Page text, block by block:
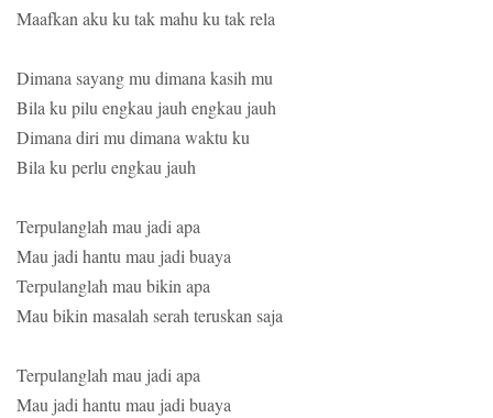
Maafkan aku ku tak mahu ku tak rela
Dimana sayang mu dimana kasih mu
Bila ku pilu engkau jauh engkau jauh
Dimana diri mu dimana waktu ku
Bila ku perlu engkau jauh
Terpulanglah mau jadi apa
Mau jadi hantu mau jadi buaya
Terpulanglah mau bikin apa
Mau bikin masalah serah teruskan saja
Terpulanglah mau jadi apa
Mau jadi hantu mau jadi buaya